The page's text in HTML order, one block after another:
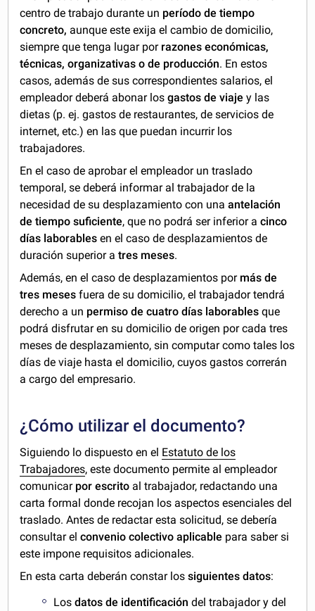
centro de trabajo durante un período de tiempo
concreto, aunque este exija el cambio de domicilio,
siempre que tenga lugar por razones económicas,
técnicas, organizativas o de producción. En estos
casos, además de sus correspondientes salarios, el
empleador deberá abonar los gastos de viaje y las
dietas (p. ej. gastos de restaurantes, de servicios de
internet, etc.) en las que puedan incurrir los
trabajadores.
En el caso de aprobar el empleador un traslado
temporal, se deberá informar al trabajador de la
necesidad de su desplazamiento con unaantelación
de tiempo suficiente, que no podrá ser inferior acinco
días laborables en el caso de desplazamientos de
duración superior atres meses.
Además, en el caso de desplazamientos por más de
tres meses fuera de su domicilio, el trabajador tendrá
derecho a un permiso de cuatro días laborables que
podrá disfrutar en su domicilio de origen por cada tres
meses de desplazamiento, sin computar como tales los
días de viaje hasta el domicilio, cuyos gastos correrán
a cargo del empresario.
¿Cómo utilizar el documento?
Siguiendo lo dispuesto en el Estatuto de los
Trabajadores, este documento permite al empleador
comunicar por escrito al trabajador, redactando una
carta formal donde recojan los aspectos esenciales del
traslado. Antes de redactar esta solicitud, se debería
consultar elconvenio colectivo aplicable para saber si
este impone requisitos adicionales.
En esta carta deberán constar lossiguientes datos:
Losdatos de identificación del trabajador y del